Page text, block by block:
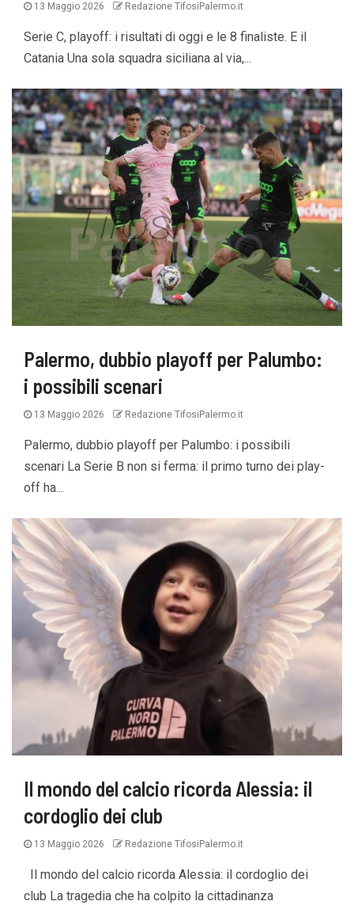
13 Maggio 2026 Redazione TifosiPalermo.it
Serie C, playoff: i risultati di oggi e le 8 finaliste. E il
Catania Una sola squadra siciliana al via,...
Palermo, dubbio playoff per Palumbo:
i possibili scenari
13 Maggio 2026 Redazione TifosiPalermo.it
Palermo, dubbio playoff per Palumbo: i possibili
scenari La Serie B non si ferma: il primo turno dei play-
off ha...
Il mondo del calcio ricorda Alessia: il
cordoglio dei club
13 Maggio 2026 Redazione TifosiPalermo.it
Il mondo del calcio ricorda Alessia: il cordoglio dei
club La tragedia che ha colpito la cittadinanza